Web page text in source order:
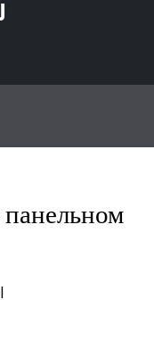
панельном
|